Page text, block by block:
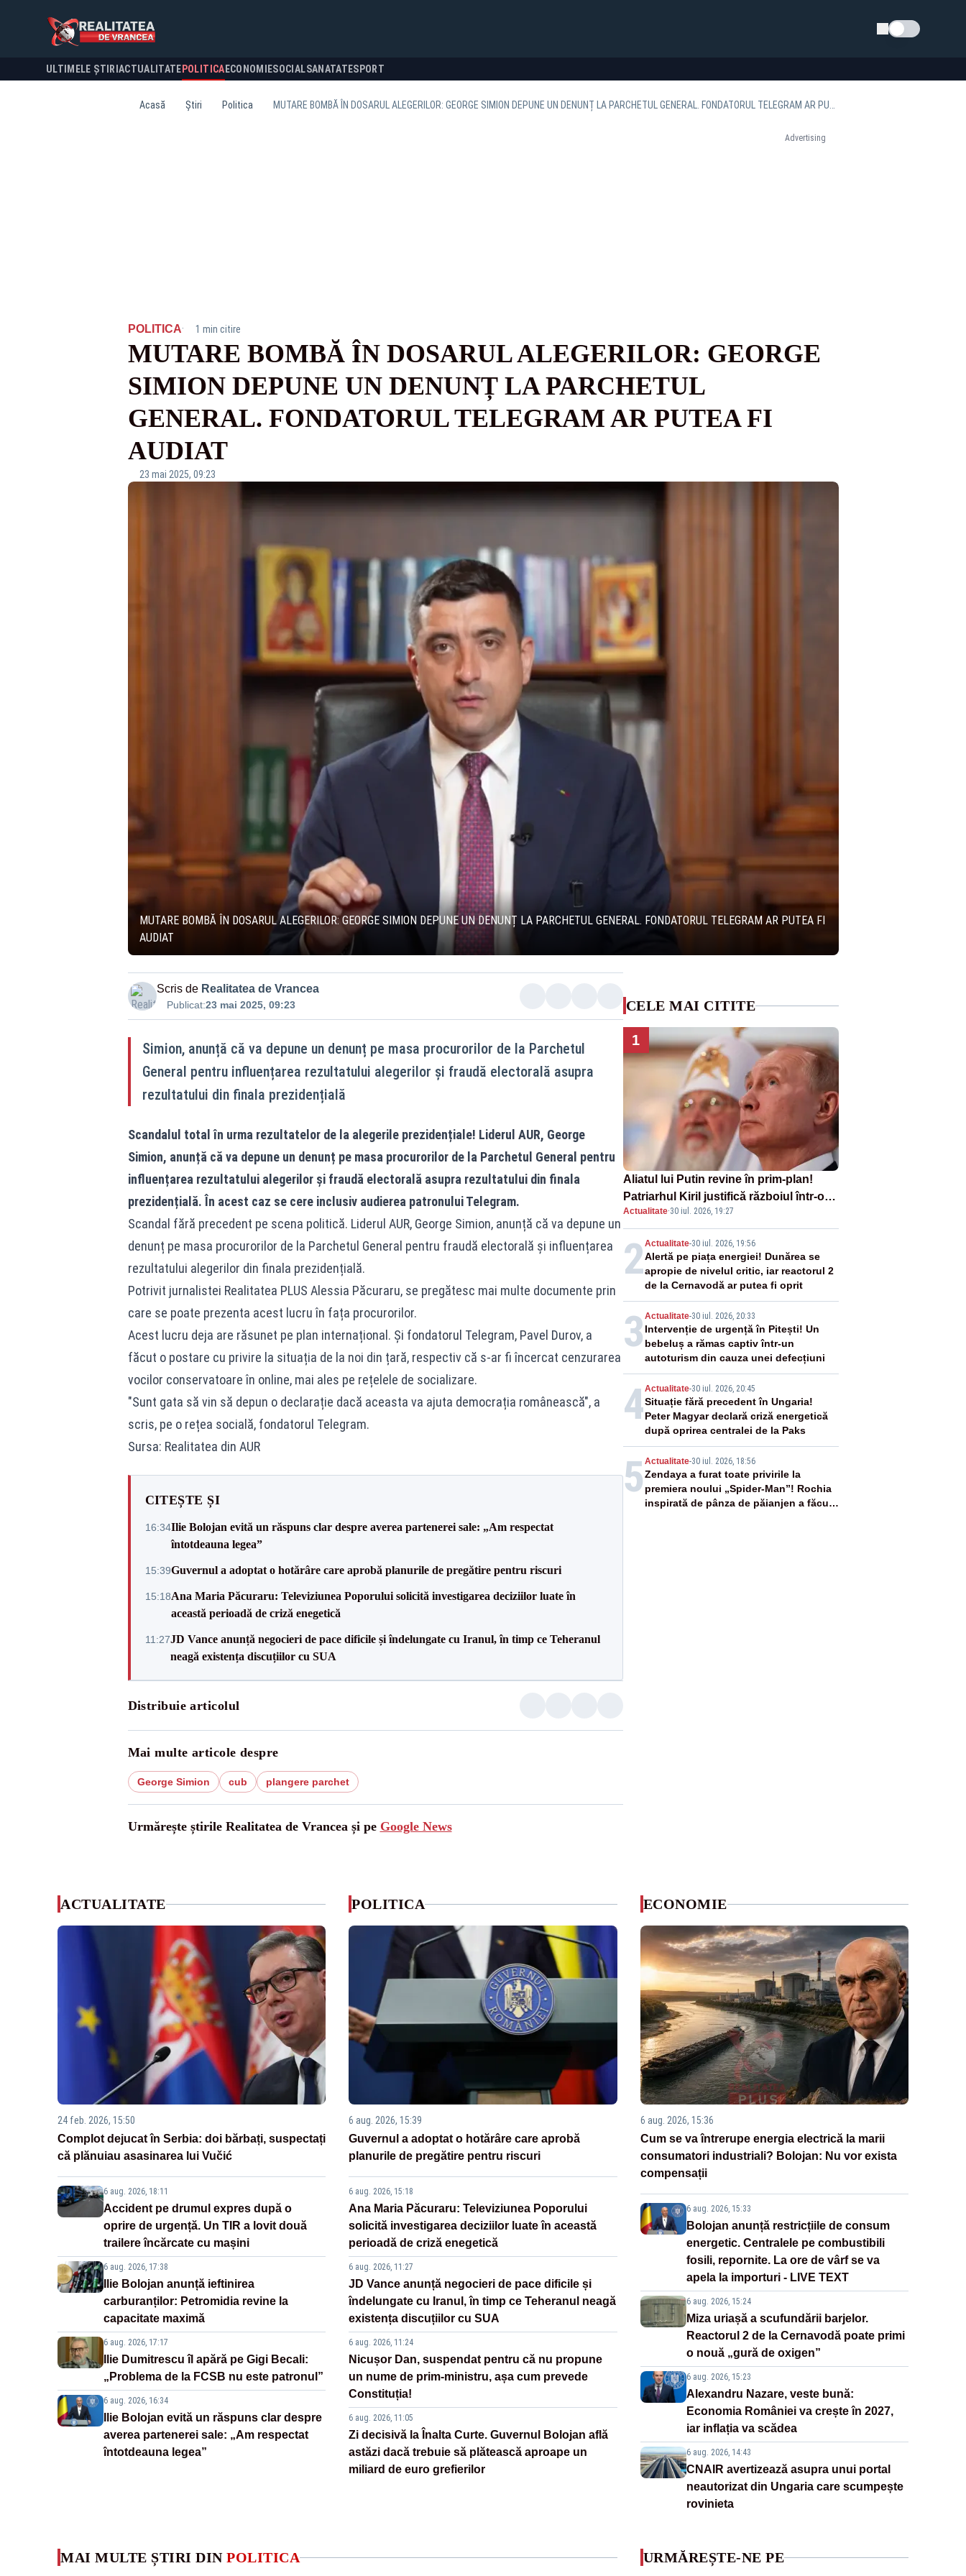
Schimba tema
ULTIMELE ȘTIRI ACTUALITATE POLITICA ECONOMIESOCIALSANATATESPORT
Acasă Știri Politica
Advertising
POLITICA· 1 min citire
MUTARE BOMBĂ ÎN DOSARUL ALEGERILOR: GEORGE
SIMION DEPUNE UN DENUNȚ LA PARCHETUL
GENERAL. FONDATORUL TELEGRAM AR PUTEA FI
AUDIAT
23 mai 2025, 09:23
MUTARE BOMBĂ ÎN DOSARUL ALEGERILOR: GEORGE SIMION DEPUNE UN DENUNȚ LA PARCHETUL GENERAL. FONDATORUL TELEGRAM AR PUTEA FI
AUDIAT
Scris de Realitatea de Vrancea
Publicat:23 mai 2025, 09:23
Simion, anunță că va depune un denunț pe masa procurorilor de la Parchetul
General pentru influențarea rezultatului alegerilor și fraudă electorală asupra
rezultatului din finala prezidențială
Scandalul total în urma rezultatelor de la alegerile prezidențiale! Liderul AUR, George
Simion, anunță că va depune un denunț pe masa procurorilor de la Parchetul General pentru
influențarea rezultatului alegerilor și fraudă electorală asupra rezultatului din finala
prezidențială. În acest caz se cere inclusiv audierea patronului Telegram.
Scandal fără precedent pe scena politică. Liderul AUR, George Simion, anunță că va depune un
denunț pe masa procurorilor de la Parchetul General pentru fraudă electorală și influențarea
rezultatului alegerilor din finala prezidențială.
Potrivit jurnalistei Realitatea PLUS Alessia Păcuraru, se pregătesc mai multe documente prin
care se poate prezenta acest lucru în fața procurorilor.
Acest lucru deja are răsunet pe plan internațional. Și fondatorul Telegram, Pavel Durov, a
făcut o postare cu privire la situația de la noi din țară, respectiv că s-ar fi încercat cenzurarea
vocilor conservatoare în online, mai ales pe rețelele de socializare.
"Sunt gata să vin să depun o declarație dacă aceasta va ajuta democrația românească", a
scris, pe o rețea socială, fondatorul Telegram.
Sursa: Realitatea din AUR
CITEȘTE ȘI
16:34Ilie Bolojan evită un răspuns clar despre averea partenerei sale: „Am respectat
întotdeauna legea”
15:39Guvernul a adoptat o hotărâre care aprobă planurile de pregătire pentru riscuri
15:18Ana Maria Păcuraru: Televiziunea Poporului solicită investigarea deciziilor luate în
această perioadă de criză enegetică
11:27JD Vance anunță negocieri de pace dificile și îndelungate cu Iranul, în timp ce Teheranul
neagă existența discuțiilor cu SUA
Distribuie articolul
Mai multe articole despre
George Simion cub plangere parchet
Urmărește știrile Realitatea de Vrancea și pe Google News
CELE MAI CITITE
1
Aliatul lui Putin revine în prim-plan!
Patriarhul Kiril justifică războiul într-o
nouă carte
Actualitate·30 iul. 2026, 19:27
2Actualitate-30 iul. 2026, 19:56
Alertă pe piața energiei! Dunărea se
apropie de nivelul critic, iar reactorul 2
de la Cernavodă ar putea fi oprit
3 Actualitate-30 iul. 2026, 20:33
Intervenție de urgență în Pitești! Un
bebeluș a rămas captiv într-un
autoturism din cauza unei defecțiuni
4Actualitate-30 iul. 2026, 20:45
Situație fără precedent în Ungaria!
Peter Magyar declară criză energetică
după oprirea centralei de la Paks
5 Actualitate-30 iul. 2026, 18:56
Zendaya a furat toate privirile la
premiera noului „Spider-Man”! Rochia
inspirată de pânza de păianjen a făcut
ACTUALITATE
24 feb. 2026, 15:50
Complot dejucat în Serbia: doi bărbați, suspectați
că plănuiau asasinarea lui Vučić
6 aug. 2026, 18:11
Accident pe drumul expres după o
oprire de urgență. Un TIR a lovit două
trailere încărcate cu mașini
6 aug. 2026, 17:38
Ilie Bolojan anunță ieftinirea
carburanților: Petromidia revine la
capacitate maximă
6 aug. 2026, 17:17
Ilie Dumitrescu îl apără pe Gigi Becali:
„Problema de la FCSB nu este patronul”
6 aug. 2026, 16:34
Ilie Bolojan evită un răspuns clar despre
averea partenerei sale: „Am respectat
întotdeauna legea”
POLITICA
6 aug. 2026, 15:39
Guvernul a adoptat o hotărâre care aprobă
planurile de pregătire pentru riscuri
6 aug. 2026, 15:18
Ana Maria Păcuraru: Televiziunea Poporului
solicită investigarea deciziilor luate în această
perioadă de criză enegetică
6 aug. 2026, 11:27
JD Vance anunță negocieri de pace dificile și
îndelungate cu Iranul, în timp ce Teheranul neagă
existența discuțiilor cu SUA
6 aug. 2026, 11:24
Nicușor Dan, suspendat pentru că nu propune
un nume de prim-ministru, așa cum prevede
Constituția!
6 aug. 2026, 11:05
Zi decisivă la Înalta Curte. Guvernul Bolojan află
astăzi dacă trebuie să plătească aproape un
miliard de euro grefierilor
ECONOMIE
6 aug. 2026, 15:36
Cum se va întrerupe energia electrică la marii
consumatori industriali? Bolojan: Nu vor exista
compensații
6 aug. 2026, 15:33
Bolojan anunță restricțiile de consum
energetic. Centralele pe combustibili
fosili, repornite. La ore de vârf se va
apela la importuri - LIVE TEXT
6 aug. 2026, 15:24
Miza uriașă a scufundării barjelor.
Reactorul 2 de la Cernavodă poate primi
o nouă „gură de oxigen”
6 aug. 2026, 15:23
Alexandru Nazare, veste bună:
Economia României va crește în 2027,
iar inflația va scădea
6 aug. 2026, 14:43
CNAIR avertizează asupra unui portal
neautorizat din Ungaria care scumpește
rovinieta
MAI MULTE ȘTIRI DIN POLITICA URMĂREȘTE-NE PE